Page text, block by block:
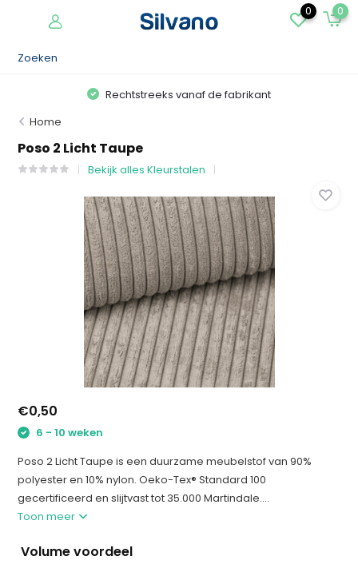
0 0
Rechtstreeks vanaf de fabrikant
Home
Poso 2 Licht Taupe
Bekijk alles Kleurstalen
€0,50
6 - 10 weken
Poso 2 Licht Taupe is een duurzame meubelstof van 90%
polyester en 10% nylon. Oeko-Tex® Standard 100
gecertificeerd en slijtvast tot 35.000 Martindale....
Toon meer
Volume voordeel